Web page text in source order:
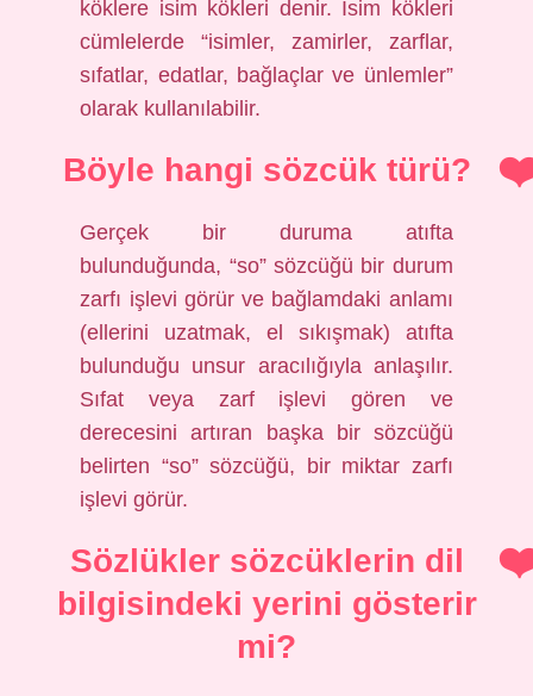
köklere isim kökleri denir. İsim kökleri
cümlelerde “isimler, zamirler, zarflar,
sıfatlar, edatlar, bağlaçlar ve ünlemler”
olarak kullanılabilir.
Böyle hangi sözcük türü?
Gerçek bir duruma atıfta
bulunduğunda, “so” sözcüğü bir durum
zarfı işlevi görür ve bağlamdaki anlamı
(ellerini uzatmak, el sıkışmak) atıfta
bulunduğu unsur aracılığıyla anlaşılır.
Sıfat veya zarf işlevi gören ve
derecesini artıran başka bir sözcüğü
belirten “so” sözcüğü, bir miktar zarfı
işlevi görür.
Sözlükler sözcüklerin dil
bilgisindeki yerini gösterir
mi?